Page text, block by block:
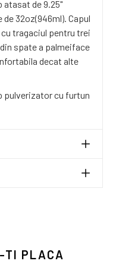
atasat de 9.25"
32oz(946ml). Capul
tragaciul pentru trei
spate a palmeiface
decat alte
pulverizator cu furtun
TI PLACA